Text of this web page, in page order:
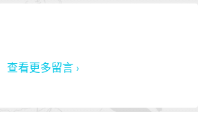
查看更多留言 ›